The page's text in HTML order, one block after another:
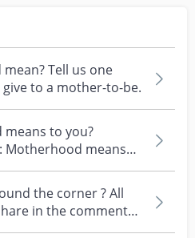
Tell us one
to a mother-to-be.
to you?
Motherhood means
the corner ? All
in the comments